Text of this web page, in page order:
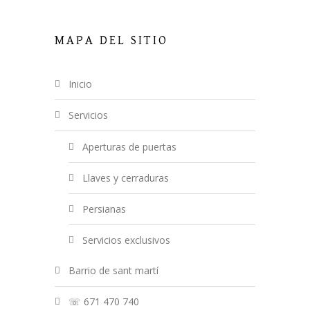
MAPA DEL SITIO
inicio
servicios
aperturas de puertas
llaves y cerraduras
persianas
servicios exclusivos
barrio de sant martí
☏ 671 470 740